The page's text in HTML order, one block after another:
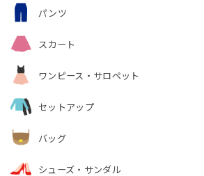
パンツ
スカート
ワンピース・サロペット
セットアップ
バッグ
シューズ・サンダル